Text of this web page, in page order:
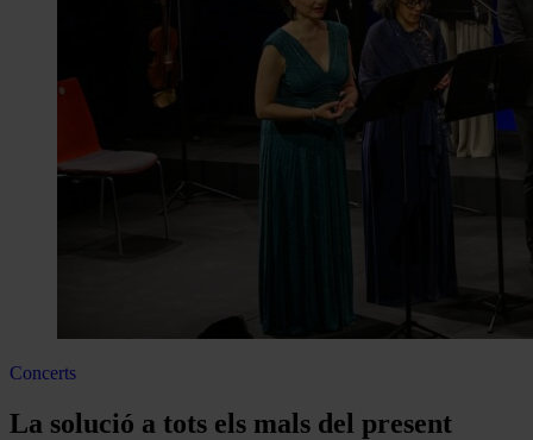
Concerts
La solució a tots els mals del present